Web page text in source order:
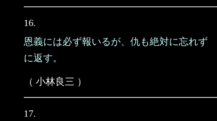
16.
恩義には必ず報いるが、仇も絶対に忘れず
に返す。
（ 小林良三 ）
17.